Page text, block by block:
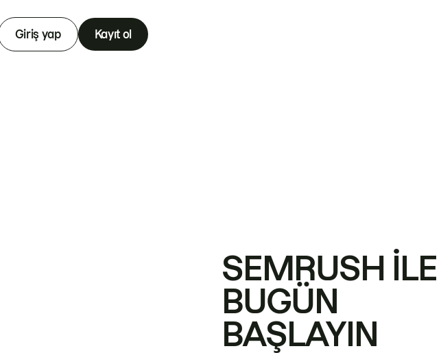
Giriş yap Kayıt ol
SEMRUSH ILE
BUGÜN
BAŞLAYIN